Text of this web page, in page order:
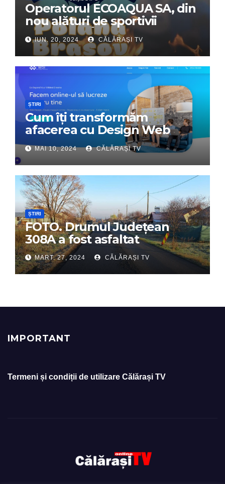
Operatorul ECOAQUA SA, din
nou alături de sportivii
călărășeni. Începe „Prima
Tabără”!
IUN. 20, 2024 CĂLĂRAȘI TV
ȘTIRI
Cum îți transformăm
afacerea cu Design Web
Interactiv – Partenerul tău
digital de încredere
MAI 10, 2024 CĂLĂRAȘI TV
ȘTIRI
FOTO. Drumul Județean
308A a fost asfaltat
MART. 27, 2024 CĂLĂRAȘI TV
IMPORTANT
Termeni și condiții de utilizare Călărași TV